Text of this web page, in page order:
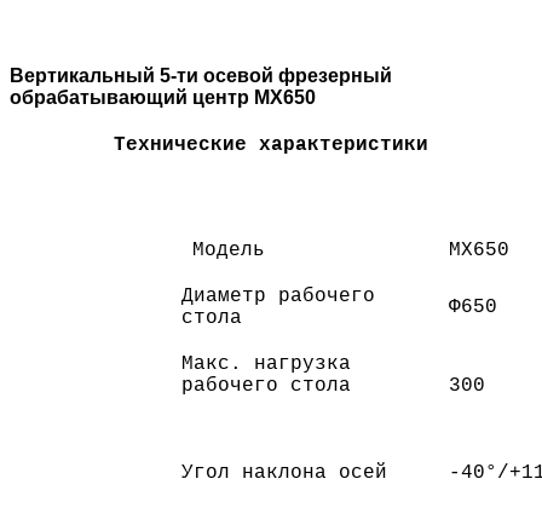
Вертикальный 5-ти осевой фрезерный
обрабатывающий центр MX650
Технические характеристики
Модель MX650
Диаметр рабочего
стола
Ф650
Макс. нагрузка
рабочего стола
300
Угол наклона осей -40°/